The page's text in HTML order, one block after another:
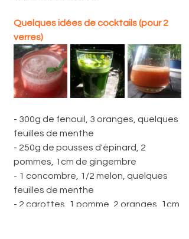
Quelques idées de cocktails (pour 2
verres)
- 300g de fenouil, 3 oranges, quelques
feuilles de menthe
- 250g de pousses d'épinard, 2
pommes, 1cm de gingembre
- 1 concombre, 1/2 melon, quelques
feuilles de menthe
- 2 carottes, 1 pomme, 2 oranges, 1cm